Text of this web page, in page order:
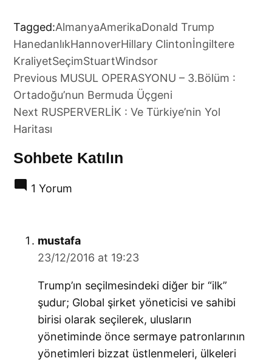
Tagged:AlmanyaAmerikaDonald Trump
HanedanlıkHannoverHillary Clintonİngiltere
KraliyetSeçimStuartWindsor
Yazı
gezinmesi
Previous MUSUL OPERASYONU – 3.Bölüm :
Ortadoğu’nun Bermuda Üçgeni
Next RUSPERVERLİK : Ve Türkiye’nin Yol
Haritası
Sohbete Katılın
1 Yorum
mustafasays:
23/12/2016 at 19:23
Trump’ın seçilmesindeki diğer bir “ilk”
şudur; Global şirket yöneticisi ve sahibi
birisi olarak seçilerek, ulusların
yönetiminde önce sermaye patronlarının
yönetimleri bizzat üstlenmeleri, ülkeleri